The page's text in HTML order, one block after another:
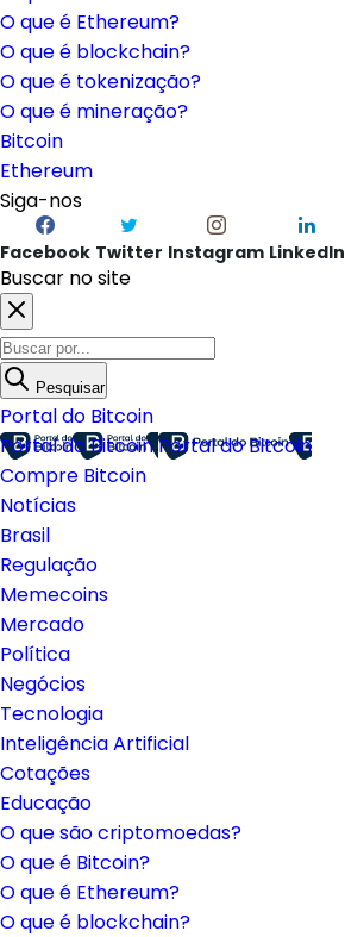
O que é Ethereum?
O que é blockchain?
O que é tokenização?
O que é mineração?
Bitcoin
Ethereum
Siga-nos
Facebook Twitter Instagram LinkedIn
Buscar no site
Pesquisar
Portal do Bitcoin
Portal do BitcoinPortal do Bitcoin
Compre Bitcoin
Notícias
Brasil
Regulação
Memecoins
Mercado
Política
Negócios
Tecnologia
Inteligência Artificial
Cotações
Educação
O que são criptomoedas?
O que é Bitcoin?
O que é Ethereum?
O que é blockchain?